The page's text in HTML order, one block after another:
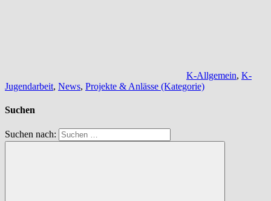
K-Allgemein, K-
Jugendarbeit, News, Projekte & Anlässe (Kategorie)
Suchen
Suchen nach: